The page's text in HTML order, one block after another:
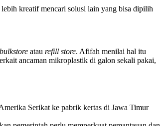
kreatif mencari solusi lain yang bisa dipilih
bulkstore atau refill store. Afifah menilai hal itu
ancaman mikroplastik di galon sekali pakai,
Serikat ke pabrik kertas di Jawa Timur